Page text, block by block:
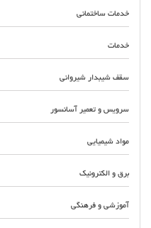
خدمات ساختمانی
خدمات
سقف شیبدار شیروانی
سرویس و تعمیر آسانسور
مواد شیمیایی
برق و الکترونیک
آموزشی و فرهنگی